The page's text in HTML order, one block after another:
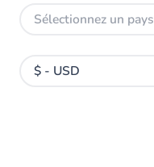
Sélectionnez un pays
$ - USD